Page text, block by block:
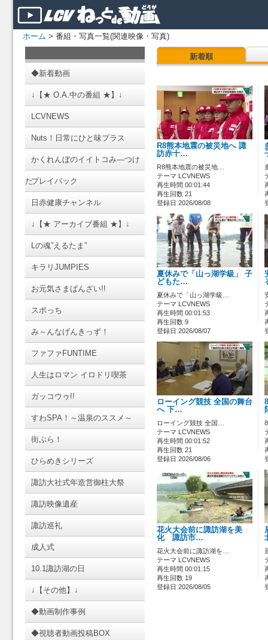
ホーム > 番組・写真一覧(関連映像・写真)
◆新着動画
↓【★ O.A.中の番組 ★】↓
LCVNEWS
Nuts！日常にひと味プラス
かくれんぼのイイトコみ―つけ
たプレイバック
日赤健康チャンネル
↓【★ アーカイブ番組 ★】↓
Lの魂”えるたま”
キラリJUMPIES
お元気さまばんざい!!
スポっち
み～んなげんきっず！
ファファFUNTIME
人生はロマン イロドリ喫茶
ガッコウゥ!!
すわSPA！～温泉のススメ～
街ぶら！
ひらめきシリーズ
諏訪大社式年造営御柱大祭
諏訪映像遺産
諏訪巡礼
成人式
10.1諏訪湖の日
↓【その他】↓
◆動画制作事例
◆視聴者動画投稿BOX
新着順
R8熊本地震の被災地へ 諏
訪赤十…
R8熊本地震の被災地…
テーマ LCVNEWS
再生時間 00:01:44
再生回数 21
登録日 2026/08/08
夏休みで「山っ湖学級」 子
どもた…
夏休みで「山っ湖学級…
テーマ LCVNEWS
再生時間 00:01:53
再生回数 9
登録日 2026/08/07
ローイング競技 全国の舞台
へ 下…
ローイング競技 全国…
テーマ LCVNEWS
再生時間 00:01:52
再生回数 21
登録日 2026/08/06
花火大会前に諏訪湖を美
化 諏訪市…
花火大会前に諏訪湖を…
テーマ LCVNEWS
再生時間 00:01:15
再生回数 19
登録日 2026/08/05